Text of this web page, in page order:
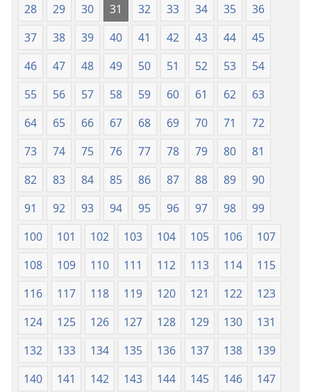
28
29 30 31 32 33 34 35
36
37
38 39 40 41 42 43 44
45
46
47 48 49 50 51 52 53
54
55
56 57 58 59 60 61 62
63
64
65 66 67 68 69 70 71
72
73
74 75 76 77 78 79 80
81
82
83 84 85 86 87 88 89
90
91
92 93 94 95 96 97 98
99
100
101 102 103 104 105 106
107
108
109 110 111 112 113 114
115
116
117 118 119 120 121 122
123
124
125 126 127 128 129 130
131
132
133 134 135 136 137 138
139
140
141 142 143 144 145 146
147